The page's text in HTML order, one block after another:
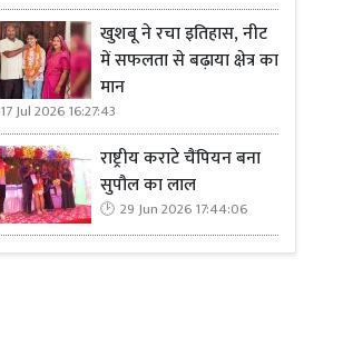
खुशबू ने रचा इतिहास, नीट
में सफलता से बढ़ाया क्षेत्र का
मान
17 Jul 2026 16:27:43
राष्ट्रीय कराटे चैंपियन बना
सुपौल का लाल
29 Jun 2026 17:44:06